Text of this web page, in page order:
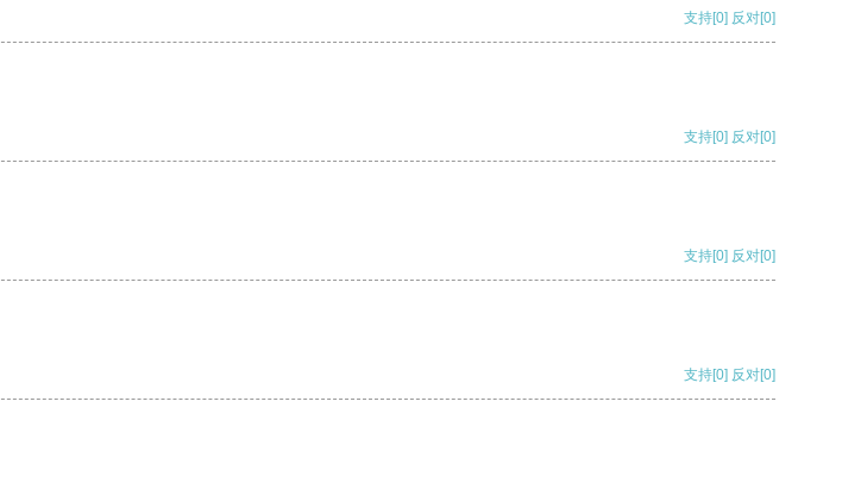
支持[0] 反对[0]
支持[0] 反对[0]
支持[0] 反对[0]
支持[0] 反对[0]